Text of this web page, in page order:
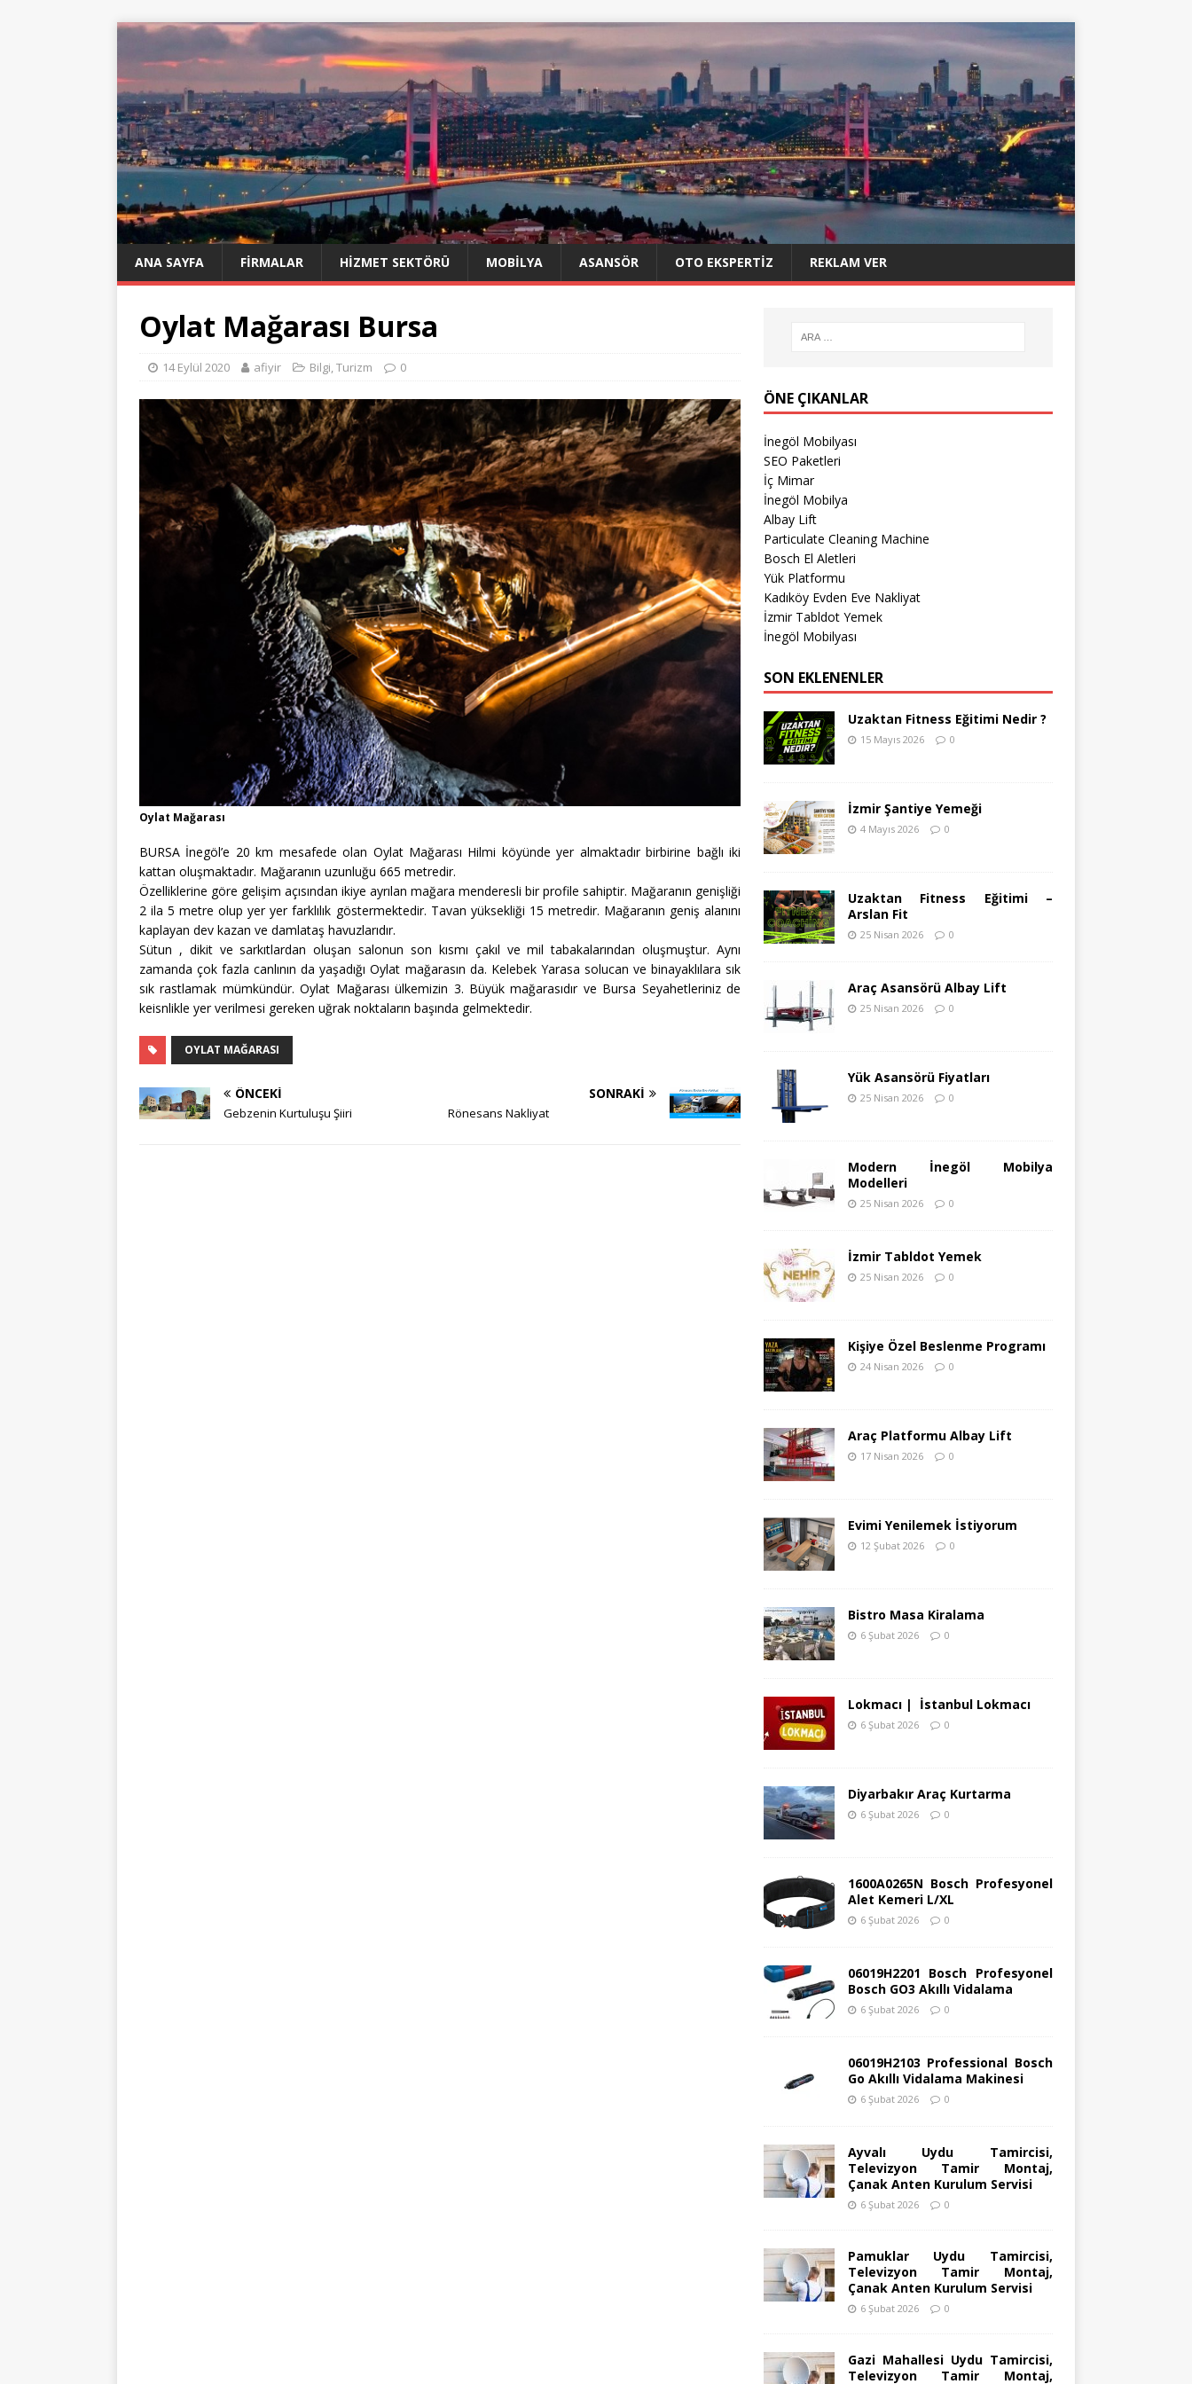
ANA SAYFA FIRMALAR HIZMET SEKTÖRÜ MOBILYA ASANSÖR OTO EKSPERTIZ REKLAM VER
Oylat Mağarası Bursa
14 Eylül 2020 afiyir Bilgi,Turizm 0
Oylat Mağarası
BURSA İnegöl’e 20 km mesafede olan Oylat Mağarası Hilmi köyünde yer almaktadır birbirine bağlı iki
kattan oluşmaktadır. Mağaranın uzunluğu 665 metredir.
Özelliklerine göre gelişim açısından ikiye ayrılan mağara menderesli bir profile sahiptir. Mağaranın genişliği
2 ila 5 metre olup yer yer farklılık göstermektedir. Tavan yüksekliği 15 metredir. Mağaranın geniş alanını
kaplayan dev kazan ve damlataş havuzlarıdır.
Sütun , dikit ve sarkıtlardan oluşan salonun son kısmı çakıl ve mil tabakalarından oluşmuştur. Aynı
zamanda çok fazla canlının da yaşadığı Oylat mağarasın da. Kelebek Yarasa solucan ve binayaklılara sık
sık rastlamak mümkündür. Oylat Mağarası ülkemizin 3. Büyük mağarasıdır ve Bursa Seyahetleriniz de
keisnlikle yer verilmesi gereken uğrak noktaların başında gelmektedir.
OYLAT MAĞARASI
ÖNCEKI
Gebzenin Kurtuluşu Şiiri
SONRAKI
Rönesans Nakliyat
ÖNE ÇIKANLAR
İnegöl Mobilyası
SEO Paketleri
İç Mimar
İnegöl Mobilya
Albay Lift
Particulate Cleaning Machine
Bosch El Aletleri
Yük Platformu
Kadıköy Evden Eve Nakliyat
İzmir Tabldot Yemek
İnegöl Mobilyası
SON EKLENENLER
Uzaktan Fitness Eğitimi Nedir ?
15 Mayıs 2026 0
İzmir Şantiye Yemeği
4 Mayıs 2026 0
Uzaktan Fitness Eğitimi –
Arslan Fit
25 Nisan 2026 0
Araç Asansörü Albay Lift
25 Nisan 2026 0
Yük Asansörü Fiyatları
25 Nisan 2026 0
Modern İnegöl Mobilya
Modelleri
25 Nisan 2026 0
İzmir Tabldot Yemek
25 Nisan 2026 0
Kişiye Özel Beslenme Programı
24 Nisan 2026 0
Araç Platformu Albay Lift
17 Nisan 2026 0
Evimi Yenilemek İstiyorum
12 Şubat 2026 0
Bistro Masa Kiralama
6 Şubat 2026 0
Lokmacı | İstanbul Lokmacı
6 Şubat 2026 0
Diyarbakır Araç Kurtarma
6 Şubat 2026 0
1600A0265N Bosch Profesyonel
Alet Kemeri L/XL
6 Şubat 2026 0
06019H2201 Bosch Profesyonel
Bosch GO3 Akıllı Vidalama
6 Şubat 2026 0
06019H2103 Professional Bosch
Go Akıllı Vidalama Makinesi
6 Şubat 2026 0
Ayvalı Uydu Tamircisi,
Televizyon Tamir Montaj,
Çanak Anten Kurulum Servisi
6 Şubat 2026 0
Pamuklar Uydu Tamircisi,
Televizyon Tamir Montaj,
Çanak Anten Kurulum Servisi
6 Şubat 2026 0
Gazi Mahallesi Uydu Tamircisi,
Televizyon Tamir Montaj,